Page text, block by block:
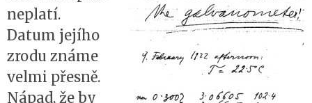
neplatí.
Datum jejího
zrodu známe
velmi přesně.
Nápad, že by